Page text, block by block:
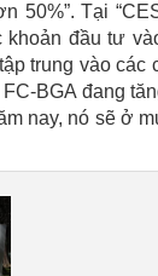
50%”. Tại
khoản đầu tư
trung vào các
BGA đang
nay, nó sẽ ở